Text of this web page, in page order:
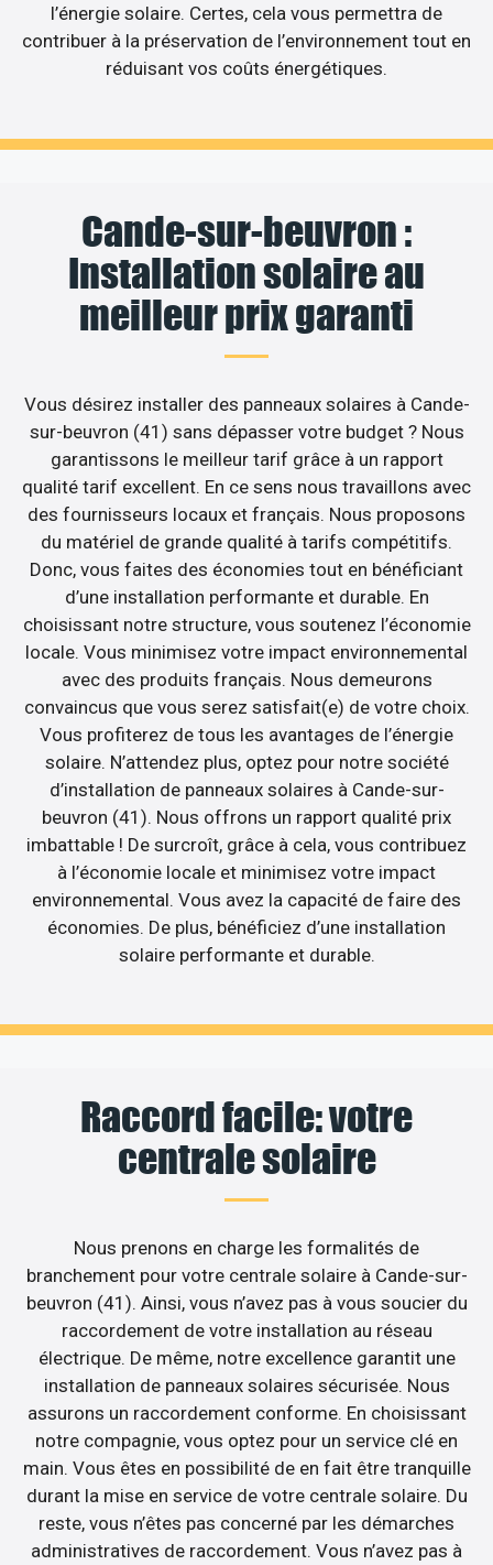
l’énergie solaire. Certes, cela vous permettra de
contribuer à la préservation de l’environnement tout en
réduisant vos coûts énergétiques.
Cande-sur-beuvron :
Installation solaire au
meilleur prix garanti
Vous désirez installer des panneaux solaires à Cande-
sur-beuvron (41) sans dépasser votre budget ? Nous
garantissons le meilleur tarif grâce à un rapport
qualité tarif excellent. En ce sens nous travaillons avec
des fournisseurs locaux et français. Nous proposons
du matériel de grande qualité à tarifs compétitifs.
Donc, vous faites des économies tout en bénéficiant
d’une installation performante et durable. En
choisissant notre structure, vous soutenez l’économie
locale. Vous minimisez votre impact environnemental
avec des produits français. Nous demeurons
convaincus que vous serez satisfait(e) de votre choix.
Vous profiterez de tous les avantages de l’énergie
solaire. N’attendez plus, optez pour notre société
d’installation de panneaux solaires à Cande-sur-
beuvron (41). Nous offrons un rapport qualité prix
imbattable ! De surcroît, grâce à cela, vous contribuez
à l’économie locale et minimisez votre impact
environnemental. Vous avez la capacité de faire des
économies. De plus, bénéficiez d’une installation
solaire performante et durable.
Raccord facile: votre
centrale solaire
Nous prenons en charge les formalités de
branchement pour votre centrale solaire à Cande-sur-
beuvron (41). Ainsi, vous n’avez pas à vous soucier du
raccordement de votre installation au réseau
électrique. De même, notre excellence garantit une
installation de panneaux solaires sécurisée. Nous
assurons un raccordement conforme. En choisissant
notre compagnie, vous optez pour un service clé en
main. Vous êtes en possibilité de en fait être tranquille
durant la mise en service de votre centrale solaire. Du
reste, vous n’êtes pas concerné par les démarches
administratives de raccordement. Vous n’avez pas à